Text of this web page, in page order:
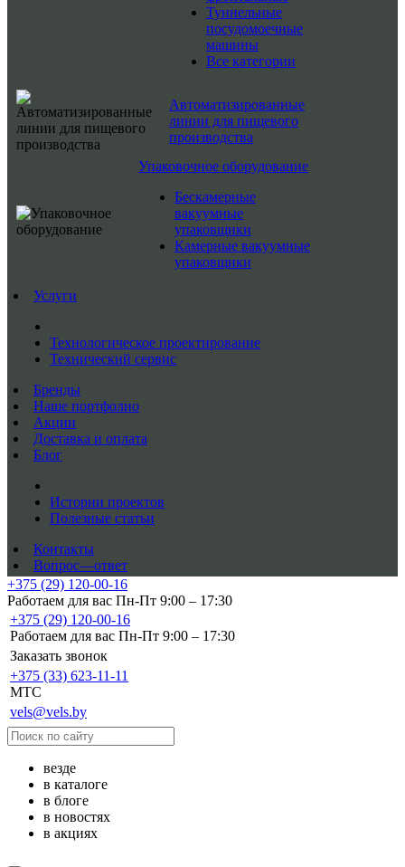
Туннельные
посудомоечные
машины
Все категории
Автоматизированные
линии для пищевого
производства
Упаковочное оборудование
Бескамерные
вакуумные
упаковщики
Камерные вакуумные
упаковщики
Услуги
Технологическое проектирование
Технический сервис
Бренды
Наше портфолио
Акции
Доставка и оплата
Блог
Истории проектов
Полезные статьи
Контакты
Вопрос—ответ
+375 (29) 120-00-16
Работаем для вас Пн-Пт 9:00 – 17:30
+375 (29) 120-00-16
Работаем для вас Пн-Пт 9:00 – 17:30
Заказать звонок
+375 (33) 623-11-11
MTC
vels@vels.by
везде
в каталоге
в блоге
в новостях
в акциях